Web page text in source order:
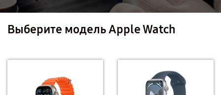
Выберите модель Apple Watch